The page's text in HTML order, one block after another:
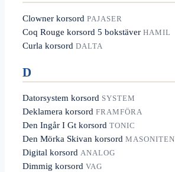
Clowner korsord PAJASER
Coq Rouge korsord 5 bokstäver HAMIL
Curla korsord DALTA
D
Datorsystem korsord SYSTEM
Deklamera korsord FRAMFÖRA
Den Ingår I Gt korsord TONIC
Den Mörka Skivan korsord MASONITEN
Digital korsord ANALOG
Dimmig korsord VAG